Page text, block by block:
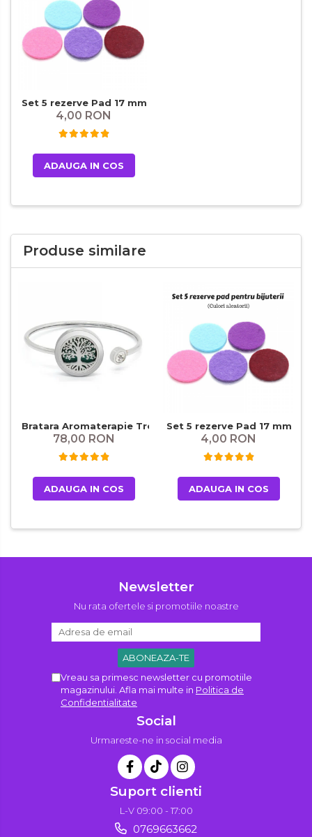
Set 5 rezerve Pad 17 mm
4,00 RON
ADAUGA IN COS
Produse similare
Bratara Aromaterapie Tree of Life
78,00 RON
ADAUGA IN COS
Set 5 rezerve Pad 17 mm
4,00 RON
ADAUGA IN COS
Newsletter
Nu rata ofertele si promotiile noastre
Vreau sa primesc newsletter cu promotiile
magazinului. Afla mai multe in Politica de
Confidentialitate
Social
Urmareste-ne in social media
Suport clienti
L-V 09:00 - 17:00
0769663662